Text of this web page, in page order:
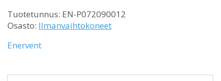
Tuotetunnus: EN-P072090012
Osasto: Ilmanvaihtokoneet
Enervent